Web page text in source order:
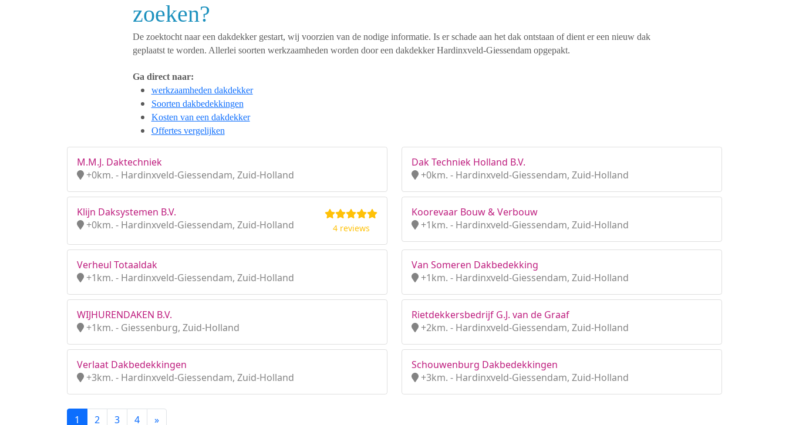
zoeken?
De zoektocht naar een dakdekker gestart, wij voorzien van de nodige informatie. Is er schade aan het dak ontstaan of dient er een nieuw dak
geplaatst te worden. Allerlei soorten werkzaamheden worden door een dakdekker Hardinxveld-Giessendam opgepakt.
Ga direct naar:
werkzaamheden dakdekker
Soorten dakbedekkingen
Kosten van een dakdekker
Offertes vergelijken
M.M.J. Daktechniek
+0km. - Hardinxveld-Giessendam, Zuid-Holland
Dak Techniek Holland B.V.
+0km. - Hardinxveld-Giessendam, Zuid-Holland
Klijn Daksystemen B.V.
+0km. - Hardinxveld-Giessendam, Zuid-Holland
4 reviews
Koorevaar Bouw & Verbouw
+1km. - Hardinxveld-Giessendam, Zuid-Holland
Verheul Totaaldak
+1km. - Hardinxveld-Giessendam, Zuid-Holland
Van Someren Dakbedekking
+1km. - Hardinxveld-Giessendam, Zuid-Holland
WIJHURENDAKEN B.V.
+1km. - Giessenburg, Zuid-Holland
Rietdekkersbedrijf G.J. van de Graaf
+2km. - Hardinxveld-Giessendam, Zuid-Holland
Verlaat Dakbedekkingen
+3km. - Hardinxveld-Giessendam, Zuid-Holland
Schouwenburg Dakbedekkingen
+3km. - Hardinxveld-Giessendam, Zuid-Holland
1 2 3 4 »